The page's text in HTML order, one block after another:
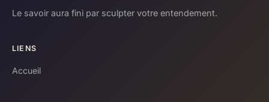
Le savoir aura fini par sculpter votre entendement.
LIENS
Accueil